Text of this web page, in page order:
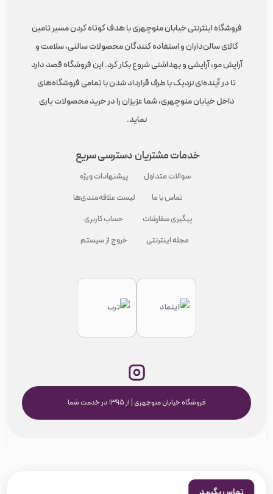
فروشگاه اینترنتی خیابان منوچهری با هدف کوتاه کردن مسیر تامین
کالای سالن‌داران و استفاده کنندگان محصولات سالنی، سلامت و
آرایش مو، آرایشی و بهداشتی شروع بکار کرد. این فروشگاه قصد دارد
تا در آینده‌ای نزدیک با طرف قرارداد شدن با تمامی فروشگاه‌های
داخل خیابان منوچهری، شما عزیزان را در خرید محصولات یاری
نماید.
خدمات مشتریان
سوالات متداول
تماس با ما
پیگیری سفارشات
مجله اینترنتی
دسترسی سریع
پیشنهادات ویژه
لیست علاقه‌مندی‌ها
حساب کاربری
خروج از سیستم
فروشگاه خیابان منوچهری | از ۱۳۹۵ در خدمت شما